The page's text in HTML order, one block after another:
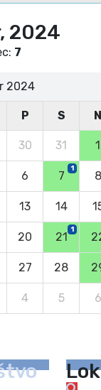
2024
7
2024
P S N
30 31 1
6 7
1
8
13 14
20 21
1
27 28
4 5 6